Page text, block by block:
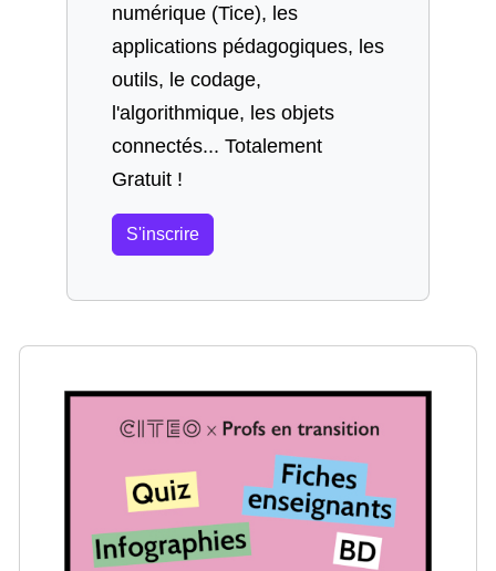
numérique (Tice), les
applications pédagogiques, les
outils, le codage,
l'algorithmique, les objets
connectés... Totalement
Gratuit !
S'inscrire